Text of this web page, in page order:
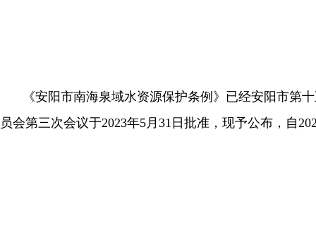
《安阳市南海泉域水资源保护条例》已经安阳市第
员会第三次会议于2023年5月31日批准，现予公布，自